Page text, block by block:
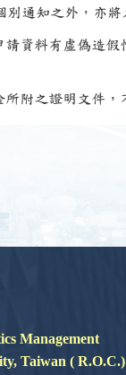
Management
Taiwan ( R.O.C.)